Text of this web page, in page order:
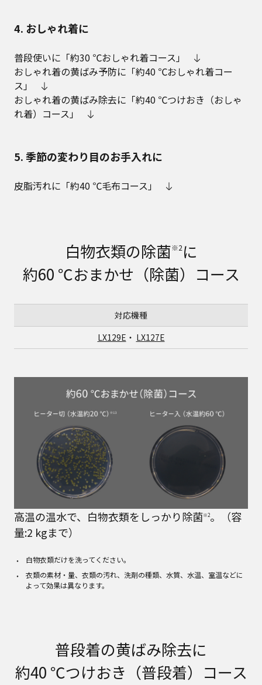
4. おしゃれ着に
普段使いに「約30 ℃おしゃれ着コース」
おしゃれ着の黄ばみ予防に「約40 ℃おしゃれ着コー
ス」
おしゃれ着の黄ばみ除去に「約40 ℃つけおき（おしゃ
れ着）コース」
5. 季節の変わり目のお手入れに
皮脂汚れに「約40 ℃毛布コース」
白物衣類の除菌※2に
約60 ℃おまかせ（除菌）コース
対応機種
LX129E ・ LX127E
高温の温水で、白物衣類をしっかり除菌※2。（容
量:2 kgまで）
白物衣類だけを洗ってください。
衣類の素材・量、衣類の汚れ、洗剤の種類、水質、水温、室温などに
よって効果は異なります。
普段着の黄ばみ除去に
約40 ℃つけおき（普段着）コース